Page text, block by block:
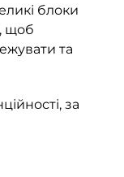
блоки
щоб
та
за